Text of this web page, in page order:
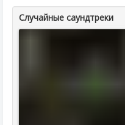
Случайные саундтреки